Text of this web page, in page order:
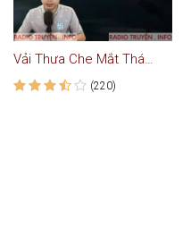
Vải Thưa Che Mắt Thánh
(220)